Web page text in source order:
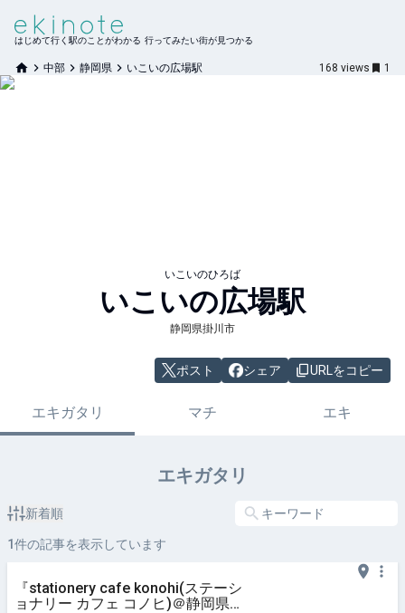
はじめて行く駅のことがわかる 行ってみたい街が見つかる
中部 静岡県 いこいの広場駅 168 views 1
いこいのひろば
いこいの広場駅
静岡県掛川市
ポスト シェア URLをコピー
エキガタリ マチ エキ
エキガタリ
新着順
1件の記事を表示しています
『stationery cafe konohi(ステーシ
ョナリー カフェ コノヒ)＠静岡県掛